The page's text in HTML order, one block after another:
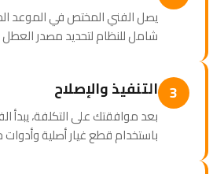
يصل الفني المختص في الموعد
شامل للنظام لتحديد مصدر
3 التنفيذ والإصلاح
بعد موافقتك على التكلفة، يبدأ
باستخدام قطع غيار أصلية وأدوات